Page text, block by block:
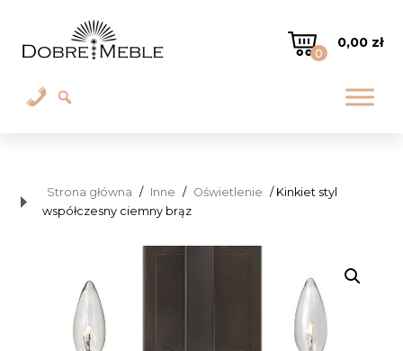
0
0,00 zł
Strona główna / Inne / Oświetlenie / Kinkiet styl
współczesny ciemny brąz